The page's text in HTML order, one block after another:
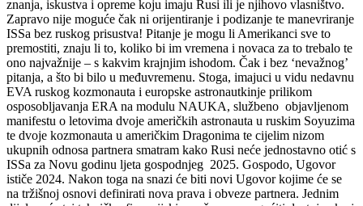
znanja, iskustva i opreme koju imaju Rusi ili je njihovo vlasništvo.
Zapravo nije moguće čak ni orijentiranje i podizanje te manevriranje
ISSa bez ruskog prisustva! Pitanje je mogu li Amerikanci sve to
premostiti, znaju li to, koliko bi im vremena i novaca za to trebalo te
ono najvažnije – s kakvim krajnjim ishodom. Čak i bez ‘nevažnog’
pitanja, a što bi bilo u međuvremenu. Stoga, imajuci u vidu nedavnu
EVA ruskog kozmonauta i europske astronautkinje prilikom
osposobljavanja ERA na modulu NAUKA, službeno objavljenom
manifestu o letovima dvoje američkih astronauta u ruskim Soyuzima
te dvoje kozmonauta u američkim Dragonima te cijelim nizom
ukupnih odnosa partnera smatram kako Rusi neće jednostavno otić s
ISSa za Novu godinu ljeta gospodnjeg 2025. Gospodo, Ugovor
ističe 2024. Nakon toga na snazi će biti novi Ugovor kojime će se
na tržišnoj osnovi definirati nova prava i obveze partnera. Jednim